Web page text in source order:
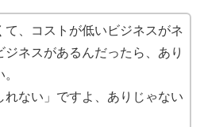
て、コストが低いビジネスがネ
ジネスがあるんだったら、あり
れない」ですよ、ありじゃない